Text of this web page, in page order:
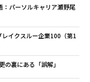
パーソルキャリア瀬野尾
イクスルー企業100（第1
の裏にある「誤解」